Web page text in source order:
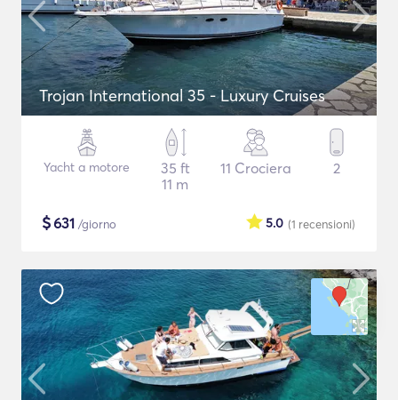
Trojan International 35 - Luxury Cruises
Yacht a motore
35 ft
11 m
11 Crociera 2
$631 /giorno (1 recensioni)
5.0